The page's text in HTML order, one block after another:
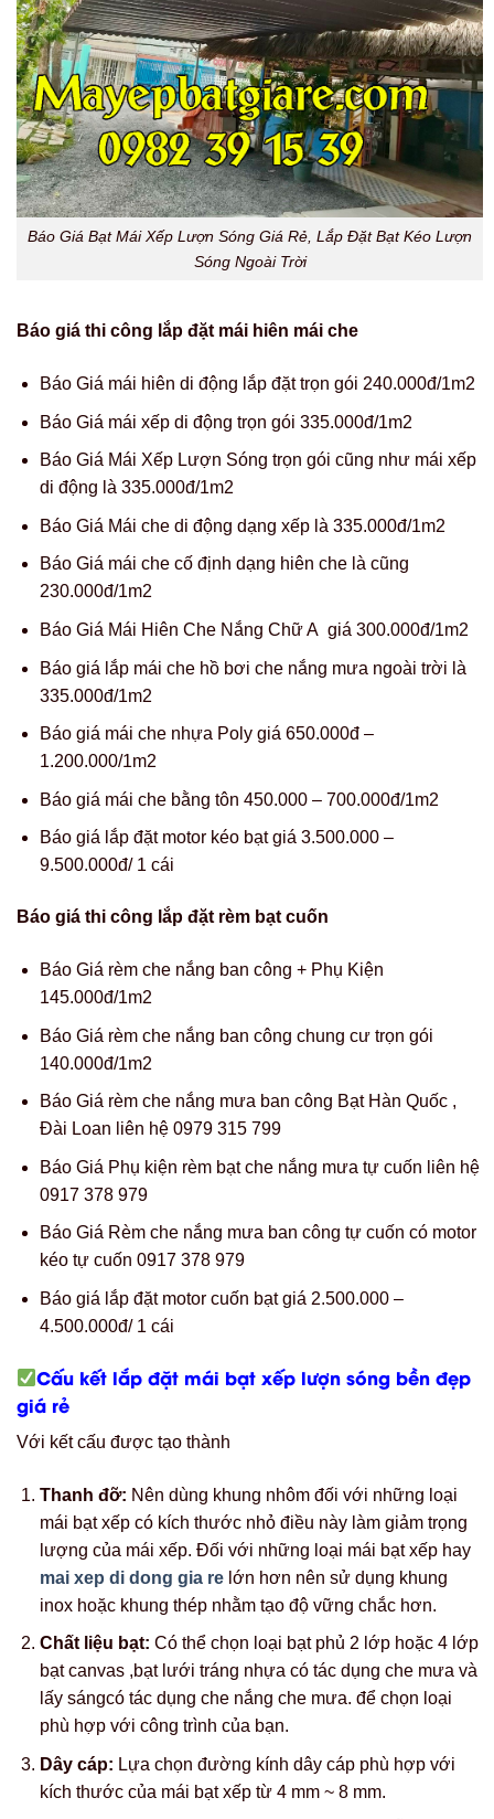
Báo Giá Bạt Mái Xếp Lượn Sóng Giá Rẻ, Lắp Đặt Bạt Kéo Lượn
Sóng Ngoài Trời
Báo giá thi công lắp đặt mái hiên mái che
Báo Giá mái hiên di động lắp đặt trọn gói 240.000đ/1m2
Báo Giá mái xếp di động trọn gói 335.000đ/1m2
Báo Giá Mái Xếp Lượn Sóng trọn gói cũng như mái xếp
di động là 335.000đ/1m2
Báo Giá Mái che di động dạng xếp là 335.000đ/1m2
Báo Giá mái che cố định dạng hiên che là cũng
230.000đ/1m2
Báo Giá Mái Hiên Che Nắng Chữ A giá 300.000đ/1m2
Báo giá lắp mái che hồ bơi che nắng mưa ngoài trời là
335.000đ/1m2
Báo giá mái che nhựa Poly giá 650.000đ –
1.200.000/1m2
Báo giá mái che bằng tôn 450.000 – 700.000đ/1m2
Báo giá lắp đặt motor kéo bạt giá 3.500.000 –
9.500.000đ/ 1 cái
Báo giá thi công lắp đặt rèm bạt cuốn
Báo Giá rèm che nắng ban công + Phụ Kiện
145.000đ/1m2
Báo Giá rèm che nắng ban công chung cư trọn gói
140.000đ/1m2
Báo Giá rèm che nắng mưa ban công Bạt Hàn Quốc ,
Đài Loan liên hệ 0979 315 799
Báo Giá Phụ kiện rèm bạt che nắng mưa tự cuốn liên hệ
0917 378 979
Báo Giá Rèm che nắng mưa ban công tự cuốn có motor
kéo tự cuốn 0917 378 979
Báo giá lắp đặt motor cuốn bạt giá 2.500.000 –
4.500.000đ/ 1 cái
Cấu kết lắp đặt mái bạt xếp lượn sóng bền đẹp
giá rẻ
Với kết cấu được tạo thành
Thanh đỡ: Nên dùng khung nhôm đối với những loại
mái bạt xếp có kích thước nhỏ điều này làm giảm trọng
lượng của mái xếp. Đối với những loại mái bạt xếp hay
mai xep di dong gia relớn hơn nên sử dụng khung
inox hoặc khung thép nhằm tạo độ vững chắc hơn.
Chất liệu bạt: Có thể chọn loại bạt phủ 2 lớp hoặc 4 lớp
bạt canvas ,bạt lưới tráng nhựa có tác dụng che mưa và
lấy sángcó tác dụng che nắng che mưa. để chọn loại
phù hợp với công trình của bạn.
Dây cáp: Lựa chọn đường kính dây cáp phù hợp với
kích thước của mái bạt xếp từ 4 mm ~ 8 mm.